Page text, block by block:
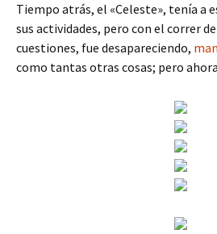
Tiempo atrás, el «Celeste», tenía a
sus actividades, pero con el correr
cuestiones, fue desapareciendo,
como tantas otras cosas; pero